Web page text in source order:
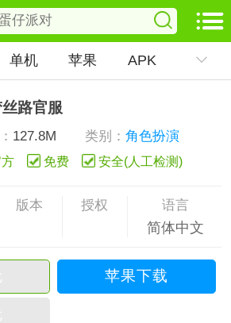
单机 苹果 APK
路官服
127.8M 类别： 角色扮演
免费 安全(人工检测)
版本 授权 语言
简体中文
苹果下载